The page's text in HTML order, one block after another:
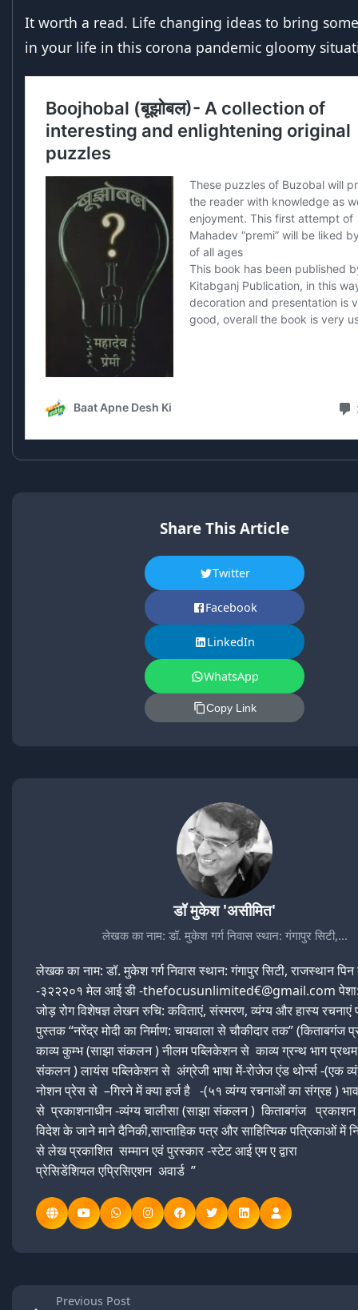
It worth a read. Life changing ideas to bring
in your life in this corona pandemic gloomy
Share This Article
Twitter
Facebook
LinkedIn
WhatsApp
Copy Link
डॉ मुकेश 'असीमित'
लेखक का नाम: डॉ. मुकेश गर्ग निवास स्थान: गंगापुर सिटी,…
लेखक का नाम: डॉ. मुकेश गर्ग निवास स्थान: गंगापुर सिटी, राजस्थान
-३२२२०१ मेल आई डी -thefocusunlimited€@gmail.com
जोड़ रोग विशेषज्ञ लेखन रुचि: कविताएं, संस्मरण, व्यंग्य और हास्य रचनाएं
पुस्तक “नरेंद्र मोदी का निर्माण: चायवाला से चौकीदार तक” (किताबगंज
काव्य कुम्भ (साझा संकलन ) नीलम पब्लिकेशन से काव्य ग्रन्थ भाग
संकलन ) लायंस पब्लिकेशन से अंग्रेजी भाषा में-रोजेज एंड थोर्न्स -(एक
नोशन प्रेस से –गिरने में क्या हर्ज है -(५१ व्यंग्य रचनाओं का संग्रह )
से प्रकाशनाधीन -व्यंग्य चालीसा (साझा संकलन ) किताबगंज
विदेश के जाने माने दैनिकी,साप्ताहिक पत्र और साहित्यिक पत्रिकाओं में
से लेख प्रकाशित सम्मान एवं पुरस्कार -स्टेट आई एम ए द्वारा
प्रेसिडेंशियल एप्रिसिएशन अवार्ड ”
Previous Post